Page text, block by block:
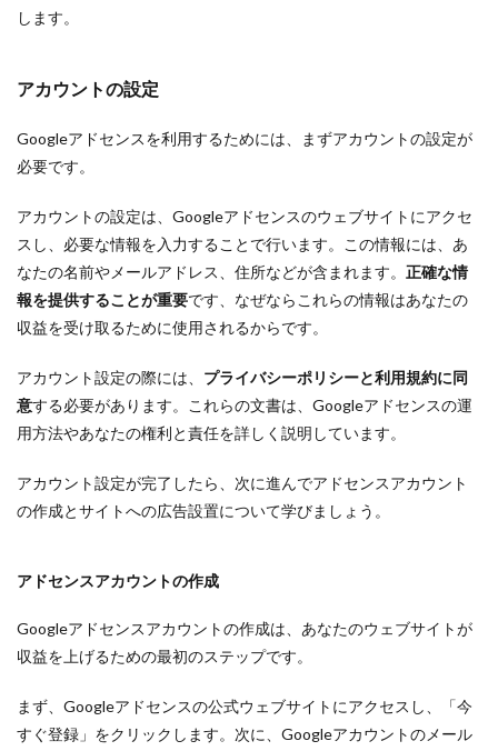
します。
アカウントの設定
Googleアドセンスを利用するためには、まずアカウントの設定が
必要です。
アカウントの設定は、Googleアドセンスのウェブサイトにアクセ
スし、必要な情報を入力することで行います。この情報には、あ
なたの名前やメールアドレス、住所などが含まれます。 正確な情
報を提供することが重要です、なぜならこれらの情報はあなたの
収益を受け取るために使用されるからです。
アカウント設定の際には、 プライバシーポリシーと利用規約に同
意する必要があります。これらの文書は、Googleアドセンスの運
用方法やあなたの権利と責任を詳しく説明しています。
アカウント設定が完了したら、次に進んでアドセンスアカウント
の作成とサイトへの広告設置について学びましょう。
アドセンスアカウントの作成
Googleアドセンスアカウントの作成は、あなたのウェブサイトが
収益を上げるための最初のステップです。
まず、Googleアドセンスの公式ウェブサイトにアクセスし、「今
すぐ登録」をクリックします。次に、Googleアカウントのメール